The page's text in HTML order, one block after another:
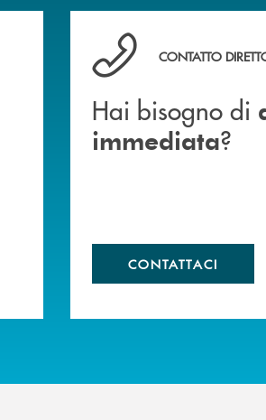
Hai bisogno di
CONTATTO
Hai bisogno di
immediata?
CONTATTACI